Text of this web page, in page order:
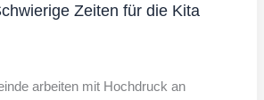
Zeiten für die Kita
arbeiten mit Hochdruck an